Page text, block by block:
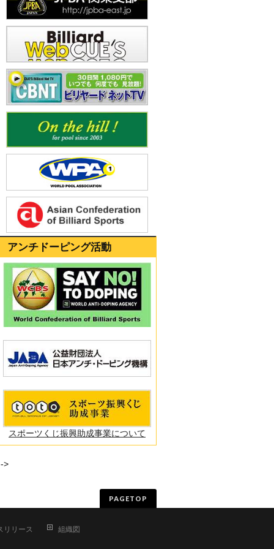
アンチドーピング活動
スポーツくじ振興助成事業について
>
PAGETOP
リリース 組織図